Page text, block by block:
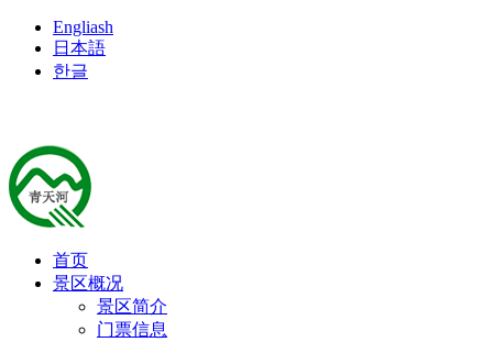
Engliash
日本語
한글
首页
景区概况
景区简介
门票信息